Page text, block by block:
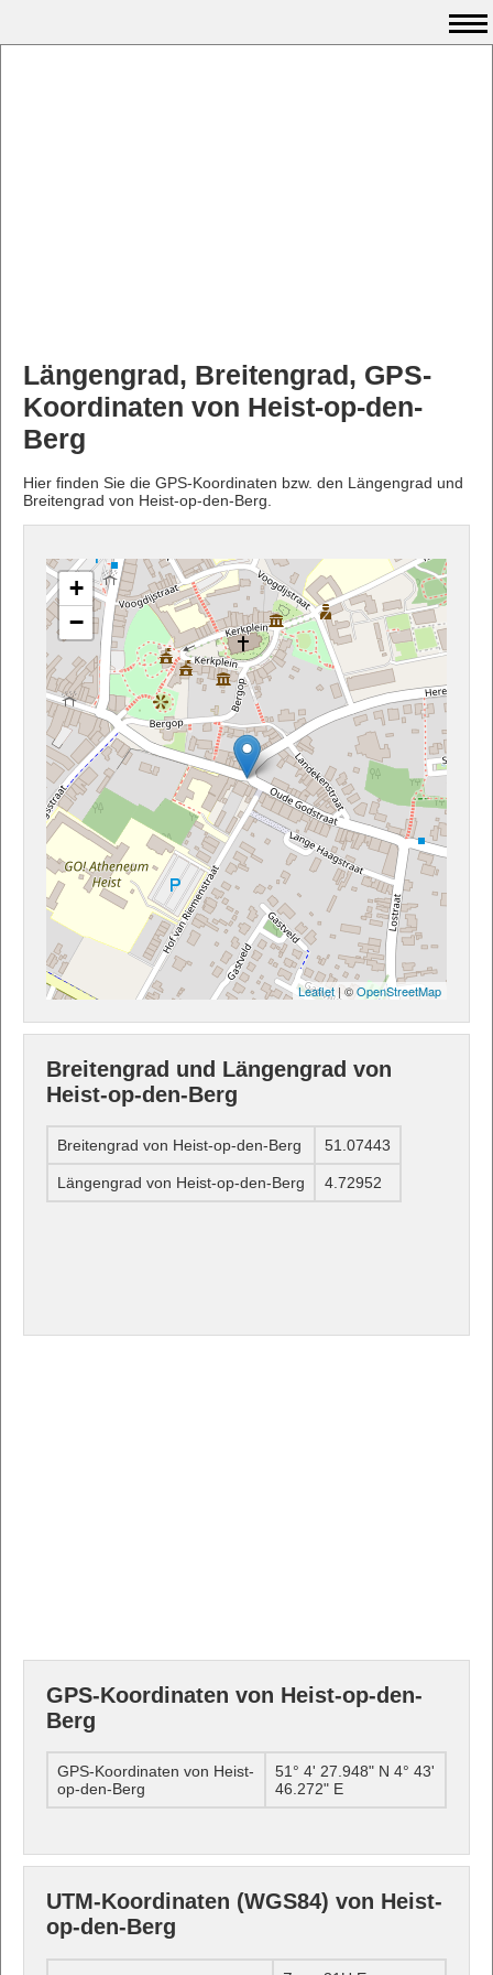
Längengrad, Breitengrad, GPS-
Koordinaten von Heist-op-den-
Berg
Hier finden Sie die GPS-Koordinaten bzw. den Längengrad und
Breitengrad von Heist-op-den-Berg.
+
−
Leaflet | ©OpenStreetMap
Breitengrad und Längengrad von
Heist-op-den-Berg
Breitengrad von Heist-op-den-Berg 51.07443
Längengrad von Heist-op-den-Berg 4.72952
GPS-Koordinaten von Heist-op-den-
Berg
GPS-Koordinaten von Heist-
op-den-Berg
51° 4' 27.948" N 4° 43'
46.272" E
UTM-Koordinaten (WGS84) von Heist-
op-den-Berg